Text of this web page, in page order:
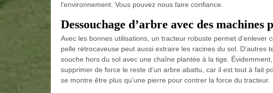
l'environnement. Vous pouvez nous faire confiance.
Dessouchage d’arbre avec des machines
Avec les bonnes utilisations, un tracteur robuste permet d’enlever
pelle rétrocaveuse peut aussi extraire les racines du sol. D’autres
souche hors du sol avec une chaîne plantée à la tige.
supprimer de force le reste d’un arbre abattu, car il est tout à fait
se montre être plus qu'une pierre pour contrer la force du tracteur.